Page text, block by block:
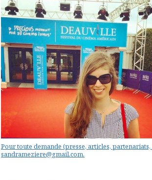
Pour toute demande (presse, articles,
sandrameziere@gmail.com.